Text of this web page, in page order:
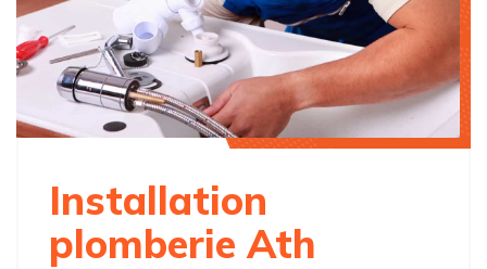
Installation
plomberie Ath